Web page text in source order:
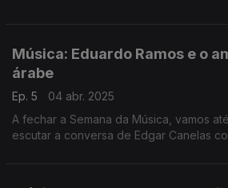
Música: Eduardo Ramos e o
árabe
Ep. 5
04 abr. 2025
A fechar a Semana da Música, vamos
escutar a conversa de Edgar Canelas